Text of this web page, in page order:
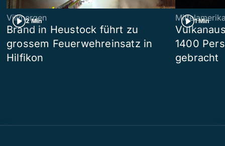
2 Min
Villmergen
Brand in Heustock führt zu
grossem Feuerwehreinsatz in
Hilfikon
1 Min
1400
gebracht